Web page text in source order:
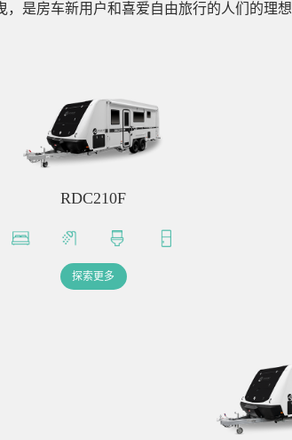
，是房车新用户和喜爱自由旅行的人们的理
RDC210F
探索更多